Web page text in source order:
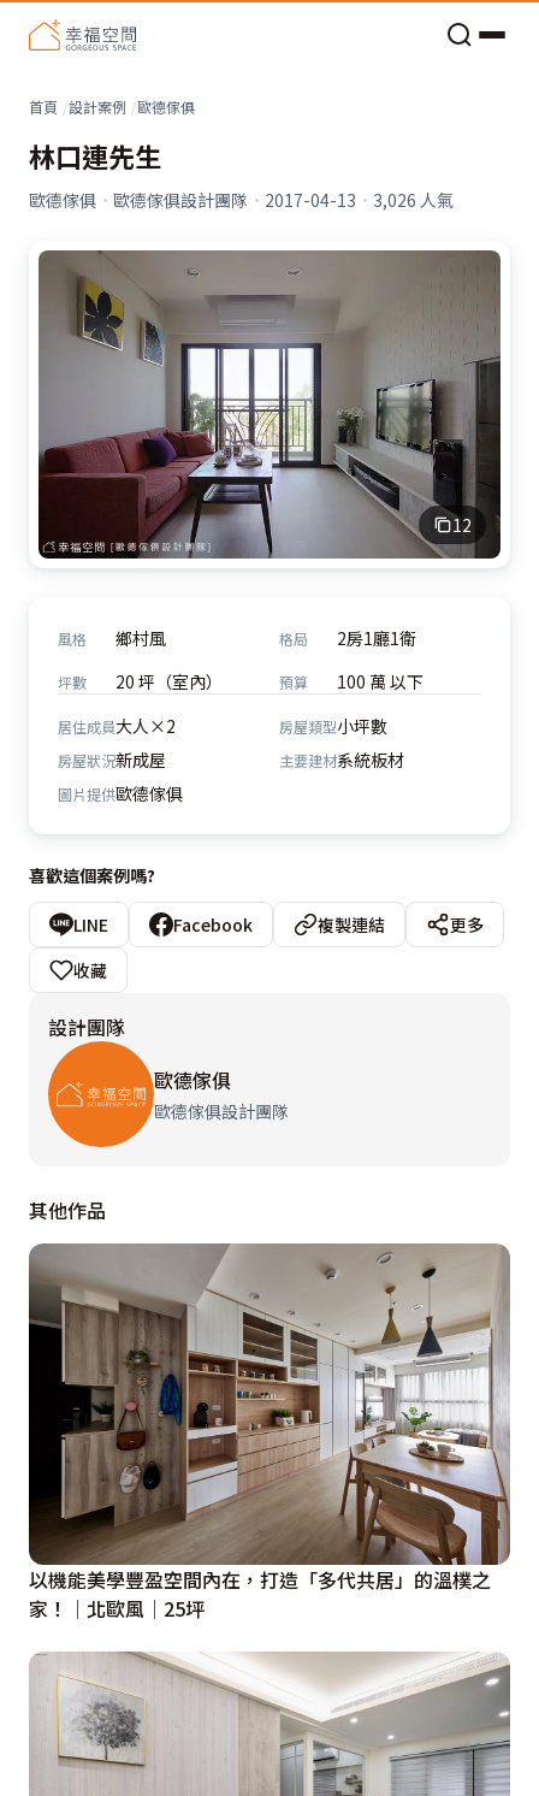
首頁 設計案例 歐德傢俱
林口連先生
歐德傢俱 · 歐德傢俱設計團隊 · 2017-04-13 · 3,026 人氣
12
風格 鄉村風 格局 2房1廳1衛
坪數 20 坪（室內） 預算 100 萬 以下
居住成員大人×2 房屋類型小坪數
房屋狀況新成屋 主要建材系統板材
圖片提供歐德傢俱
喜歡這個案例嗎?
LINE Facebook 複製連結
更多
收藏
設計團隊
歐德傢俱
歐德傢俱設計團隊
其他作品
以機能美學豐盈空間內在，打造「多代共居」的溫樸之
家！│北歐風│25坪